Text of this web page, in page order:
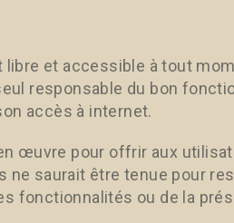
libre et accessible à tout
responsable du bon
accès à internet.
œuvre pour offrir aux
saurait être tenue pour
fonctionnalités ou de la